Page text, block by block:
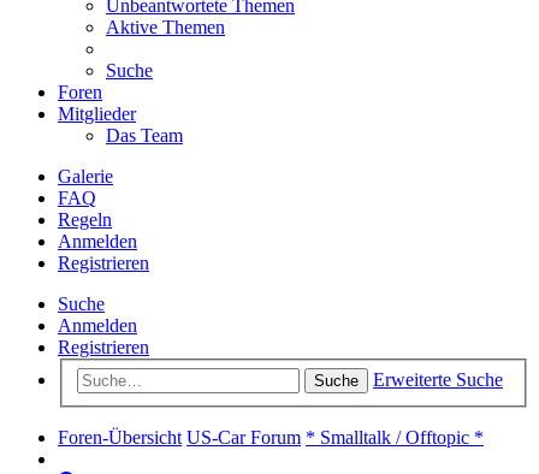
Unbeantwortete Themen
Aktive Themen
Suche
Foren
Mitglieder
Das Team
Galerie
FAQ
Regeln
Anmelden
Registrieren
Suche
Anmelden
Registrieren
Suche Erweiterte Suche
Foren-Übersicht US-Car Forum * Smalltalk / Offtopic *